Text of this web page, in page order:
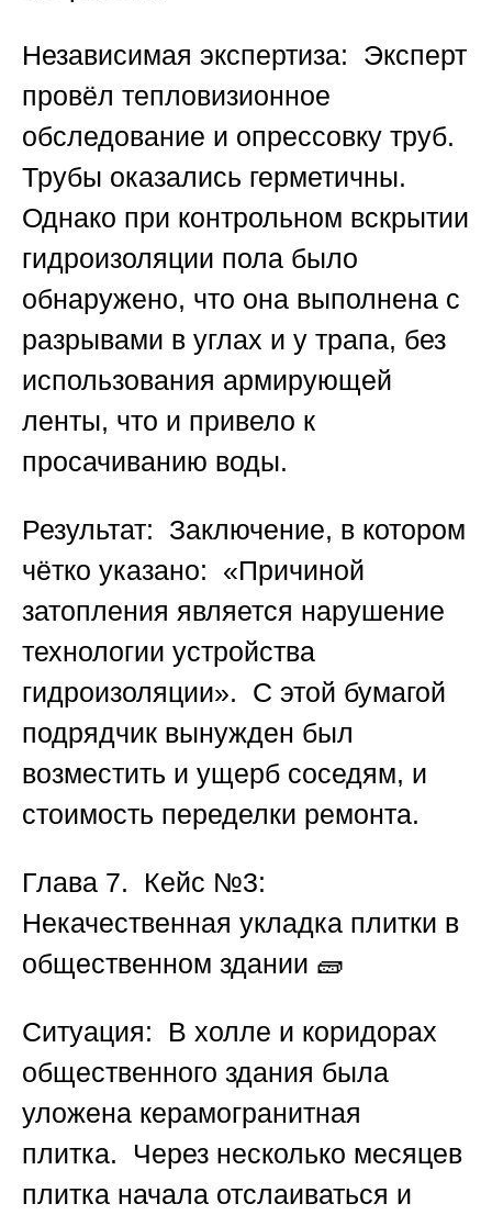
Независимая экспертиза: Эксперт
провёл тепловизионное
обследование и опрессовку труб.
Трубы оказались герметичны.
Однако при контрольном вскрытии
гидроизоляции пола было
обнаружено, что она выполнена с
разрывами в углах и у трапа, без
использования армирующей
ленты, что и привело к
просачиванию воды.
Результат: Заключение, в котором
чётко указано: «Причиной
затопления является нарушение
технологии устройства
гидроизоляции». С этой бумагой
подрядчик вынужден был
возместить и ущерб соседям, и
стоимость переделки ремонта.
Глава 7. Кейс №3:
Некачественная укладка плитки в
общественном здании 🧱
Ситуация: В холле и коридорах
общественного здания была
уложена керамогранитная
плитка. Через несколько месяцев
плитка начала отслаиваться и